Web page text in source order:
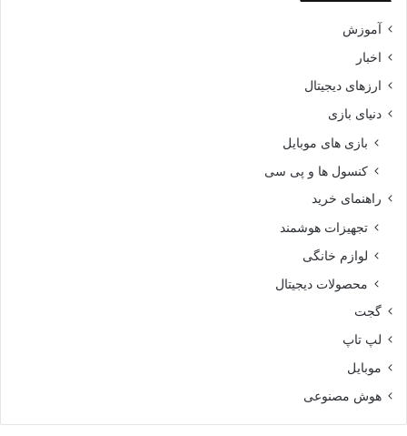
آموزش
اخبار
ارزهای دیجیتال
دنیای بازی
بازی های موبایل
کنسول ها و پی سی
راهنمای خرید
تجهیزات هوشمند
لوازم خانگی
محصولات دیجیتال
گجت
لپ تاپ
موبایل
هوش مصنوعی